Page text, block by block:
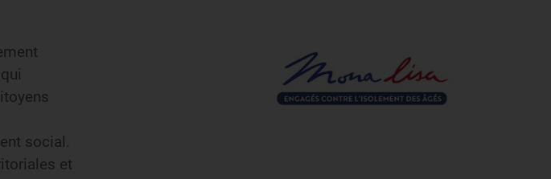
social.
et